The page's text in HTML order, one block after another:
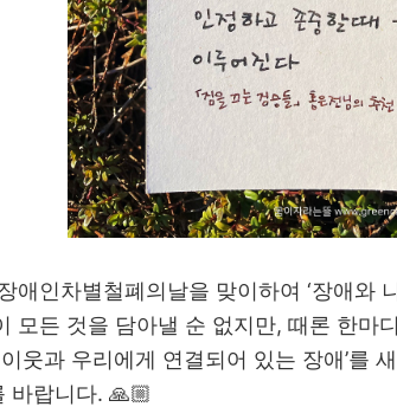
애인차별철폐의날을 맞이하여 ‘장애와
모든 것을 담아낼 순 없지만, 때론 한마
웃과 우리에게 연결되어 있는 장애’를
바랍니다. 🙏🏼